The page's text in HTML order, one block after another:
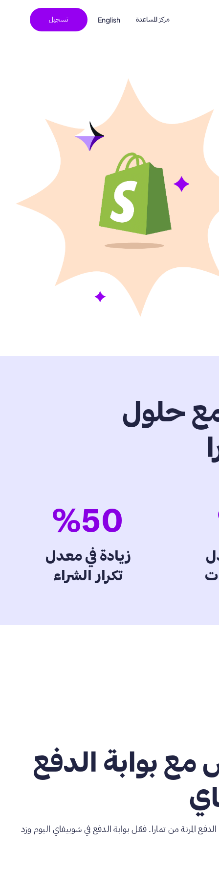
مركز المساعدة English تسجيل
حلول
50
%
زيادة في معدل
تكرار الشراء
بوابة الدفع
المرنة من تمارا. فعّل بوابة الدفع في شوبيفاي اليوم وزد